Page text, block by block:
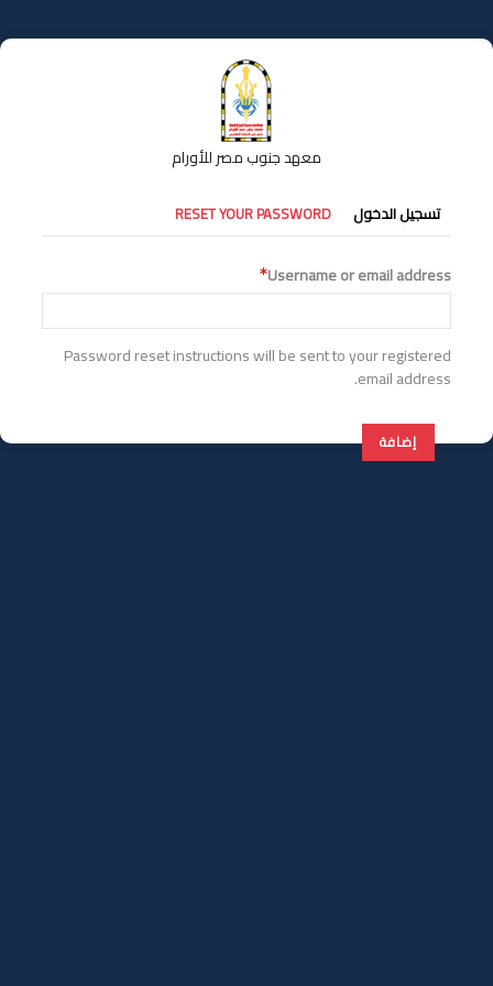
إلى
المحتوى
معهد جنوب مصر للأورام
التبويبات
الأساسية
تسجيل الدخول RESET YOUR PASSWORD
Username or email address
Password reset instructions will be sent to your registered
email address.